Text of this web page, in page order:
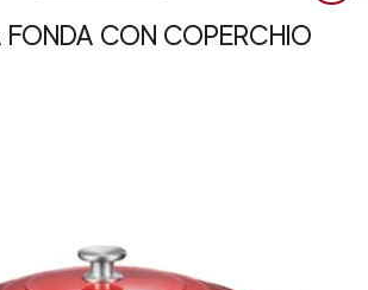
FONDA CON COPERCHIO